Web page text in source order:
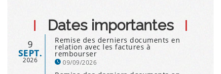
Dates importantes
9
SEPT.
2026
Remise des derniers documents en
relation avec les factures à
rembourser
09/09/2026